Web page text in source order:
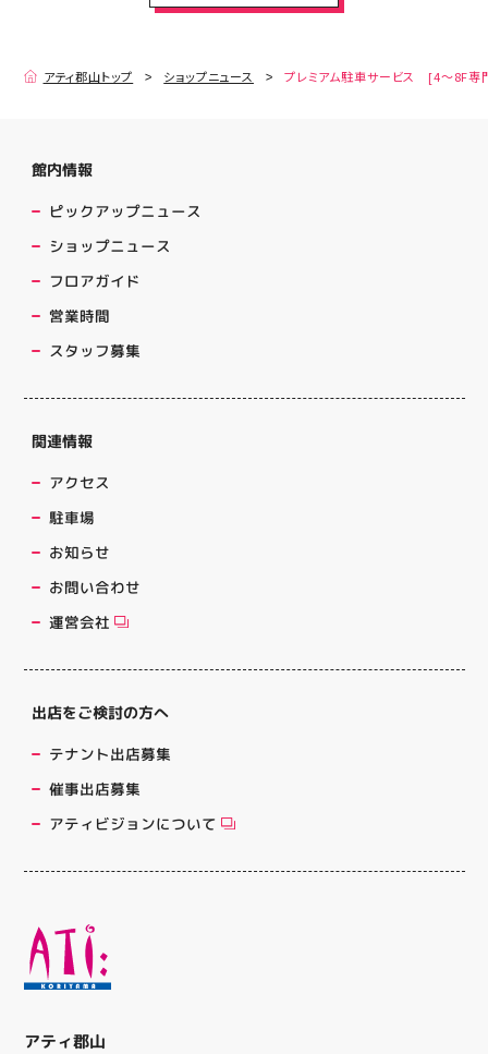
アティ郡山トップ ショップニュース プレミアム駐車サービス [4～8F専
アティ郡山
館内情報
ピックアップニュース
ショップニュース
フロアガイド
営業時間
スタッフ募集
関連情報
アクセス
駐車場
お知らせ
お問い合わせ
運営会社
出店をご検討の方へ
テナント出店募集
催事出店募集
アティビジョンについて